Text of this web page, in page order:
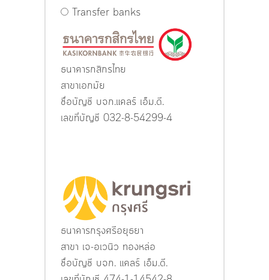
Transfer banks
ธนาคารกสิกรไทย
สาขาเอกมัย
ชื่อบัญชี บจก.แคลร์ เอ็ม.ดี.
เลขที่บัญชี 032-8-54299-4
ธนาคารกรุงศรีอยุธยา
สาขา เจ-อเวนิว ทองหล่อ
ชื่อบัญชี บจก. แคลร์ เอ็ม.ดี.